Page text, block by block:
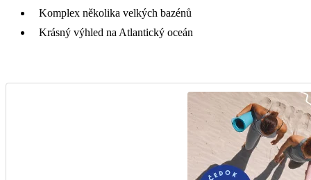
Komplex několika velkých bazénů
Krásný výhled na Atlantický oceán